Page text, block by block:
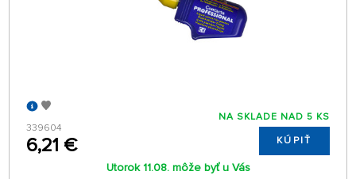
339604
6,21 €
NA SKLADE NAD 5 KS
KÚPIŤ
Utorok 11.08. môže byť u Vás